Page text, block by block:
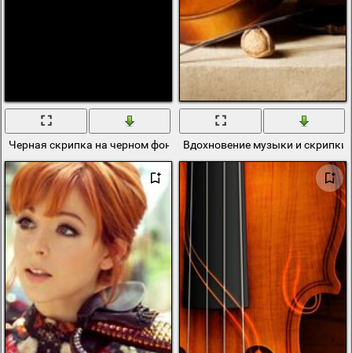
Черная скрипка на черном фоне Вдохновение музыки и скрипки